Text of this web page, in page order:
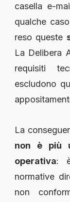
casella e-
qualche
reso queste
La Delibera
requisiti
escludono
La
non è più
operativa:
normative
non